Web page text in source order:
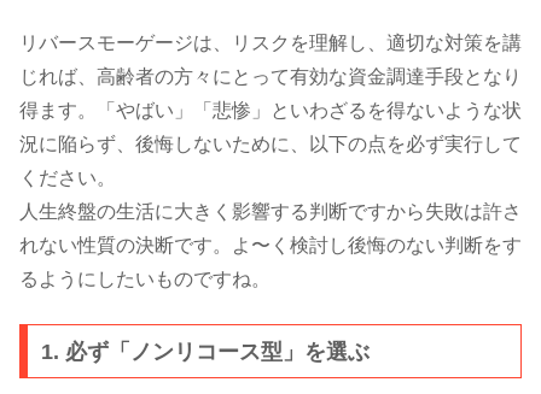
リバースモーゲージは、リスクを理解し、適切な対策を講
じれば、高齢者の方々にとって有効な資金調達手段となり
得ます。「やばい」「悲惨」といわざるを得ないような状
況に陥らず、後悔しないために、以下の点を必ず実行して
ください。
人生終盤の生活に大きく影響する判断ですから失敗は許さ
れない性質の決断です。よ〜く検討し後悔のない判断をす
るようにしたいものですね。
1. 必ず「ノンリコース型」を選ぶ